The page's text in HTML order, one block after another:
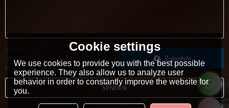
Unterstützt nur
.rar/.zip/.jpg/.png/.gif/.doc/.xls/.pdf,
maximal 20 MB
Zubehör
SENDEN
Cookie settings
We use cookies to provide you with the best possible
experience. They also allow us to analyze user
behavior in order to constantly improve the website for
you.